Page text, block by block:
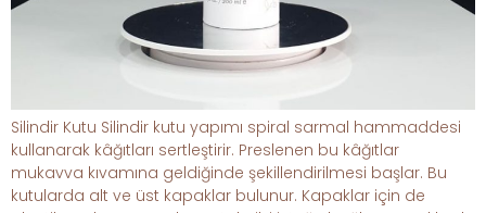
Silindir Kutu Silindir kutu yapımı spiral sarmal hammaddesi
kullanarak kâğıtları sertleştirir. Preslenen bu kâğıtlar
mukavva kıvamına geldiğinde şekillendirilmesi başlar. Bu
kutularda alt ve üst kapaklar bulunur. Kapaklar için de